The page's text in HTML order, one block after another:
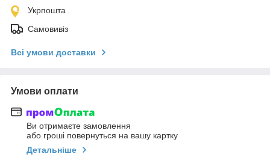
Укрпошта
Самовивіз
Всі умови доставки
Умови оплати
Ви отримаєте замовлення
або гроші повернуться на вашу картку
Детальніше